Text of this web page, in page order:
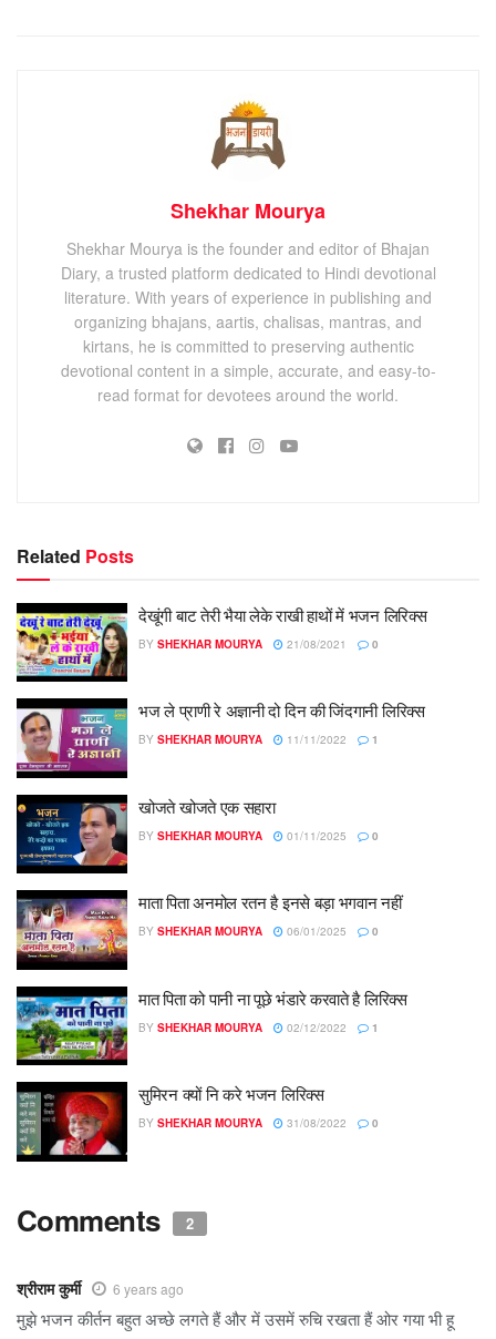
Shekhar Mourya
Shekhar Mourya is the founder and editor of Bhajan
Diary, a trusted platform dedicated to Hindi devotional
literature. With years of experience in publishing and
organizing bhajans, aartis, chalisas, mantras, and
kirtans, he is committed to preserving authentic
devotional content in a simple, accurate, and easy-to-
read format for devotees around the world.
Related Posts
देखूंगी बाट तेरी भैया लेके राखी हाथों में भजन लिरिक्स
BY SHEKHAR MOURYA 21/08/2021 0
भज ले प्राणी रे अज्ञानी दो दिन की जिंदगानी लिरिक्स
BY SHEKHAR MOURYA 11/11/2022 1
खोजते खोजते एक सहारा
BY SHEKHAR MOURYA 01/11/2025 0
माता पिता अनमोल रतन है इनसे बड़ा भगवान नहीं
BY SHEKHAR MOURYA 06/01/2025 0
मात पिता को पानी ना पूछे भंडारे करवाते है लिरिक्स
BY SHEKHAR MOURYA 02/12/2022 1
सुमिरन क्यों नि करे भजन लिरिक्स
BY SHEKHAR MOURYA 31/08/2022 0
Comments 2
श्रीराम कुर्मी 6 years ago
मुझे भजन कीर्तन बहुत अच्छे लगते हैं और में उसमें रुचि रखता हैं ओर गया भी हू